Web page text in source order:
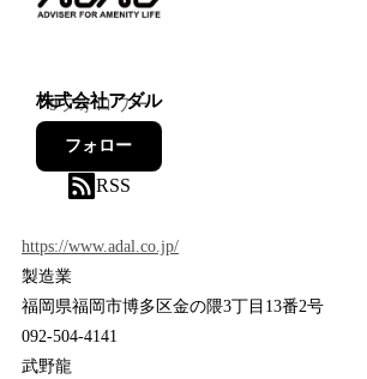
株式会社アダル
9フォロワー
フォロー
RSS
https://www.adal.co.jp/
製造業
福岡県福岡市博多区金の隈3丁目13番2号
092-504-4141
武野龍